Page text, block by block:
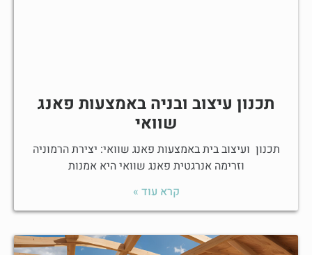
תכנון עיצוב ובניה באמצעות פאנג
שוואי
תכנון ועיצוב בית באמצעות פאנג שוואי: יצירת הרמוניה
וזרימה אנרגטית פאנג שוואי היא אמנות
קרא עוד »